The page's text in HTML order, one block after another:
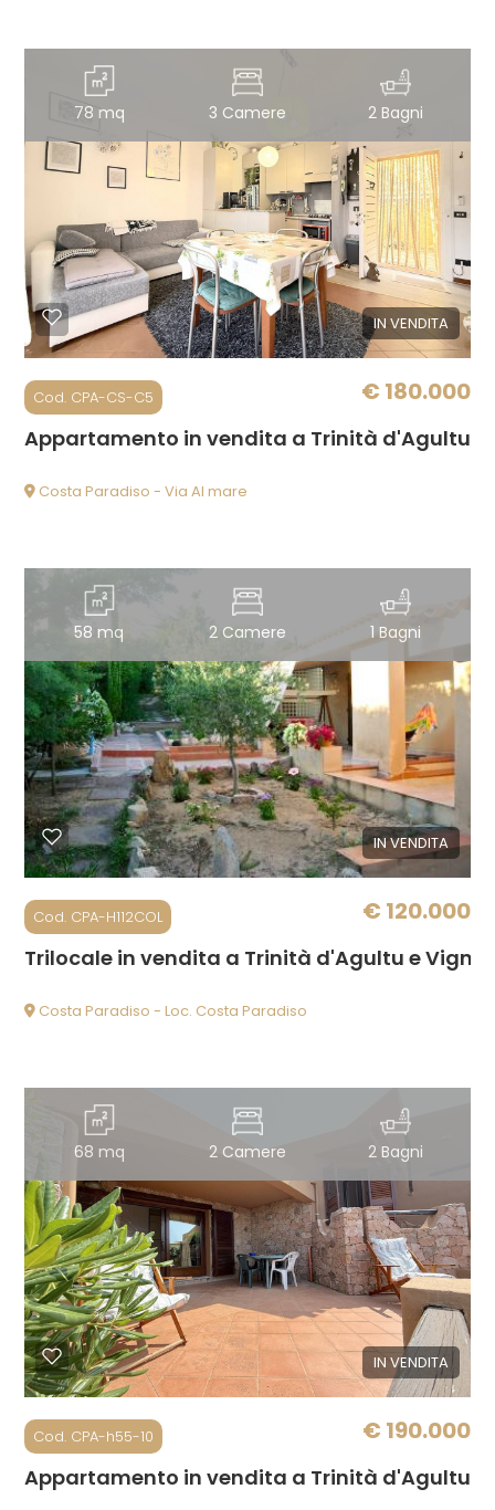
78 mq 3 Camere 2 Bagni
IN VENDITA
Cod. CPA-CS-C5 € 180.000
Appartamento in vendita a Trinità d'Agultu e
Costa Paradiso - Via Al mare
58 mq 2 Camere 1 Bagni
IN VENDITA
Cod. CPA-H112COL € 120.000
Trilocale in vendita a Trinità d'Agultu e
Costa Paradiso - Loc. Costa Paradiso
68 mq 2 Camere 2 Bagni
IN VENDITA
Cod. CPA-h55-10 € 190.000
Appartamento in vendita a Trinità d'Agultu e